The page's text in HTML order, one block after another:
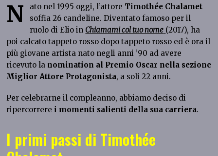
N ato nel 1995 oggi, l’attore Timothée Chalamet
soffia 26 candeline. Diventato famoso per il
ruolo di Elio in Chiamami col tuo nome (2017), ha
poi calcato tappeto rosso dopo tappeto rosso ed è ora il
più giovane artista nato negli anni ’90 ad avere
ricevuto la nomination al Premio Oscar nella sezione
Miglior Attore Protagonista, a soli 22 anni.
Per celebrarne il compleanno, abbiamo deciso di
ripercorrere i momenti salienti della sua carriera.
I primi passi di Timothée